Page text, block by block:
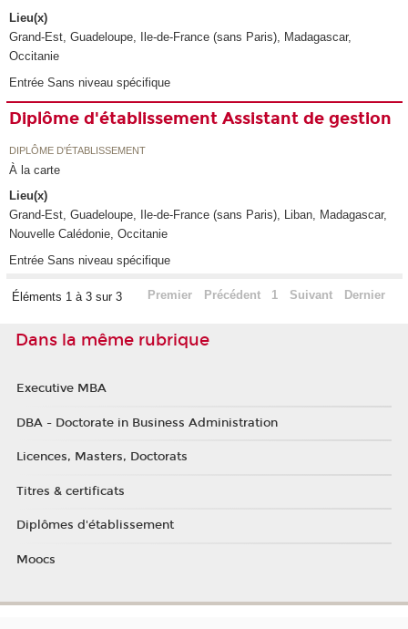
Lieu(x)
Grand-Est, Guadeloupe, Ile-de-France (sans Paris), Madagascar,
Occitanie
Entrée Sans niveau spécifique
Diplôme d'établissement Assistant de gestion
DIPLÔME D'ÉTABLISSEMENT
À la carte
Lieu(x)
Grand-Est, Guadeloupe, Ile-de-France (sans Paris), Liban, Madagascar,
Nouvelle Calédonie, Occitanie
Entrée Sans niveau spécifique
Éléments 1 à 3 sur 3 Premier Précédent 1 Suivant Dernier
Dans la même rubrique
Executive MBA
DBA - Doctorate in Business Administration
Licences, Masters, Doctorats
Titres & certificats
Diplômes d'établissement
Moocs